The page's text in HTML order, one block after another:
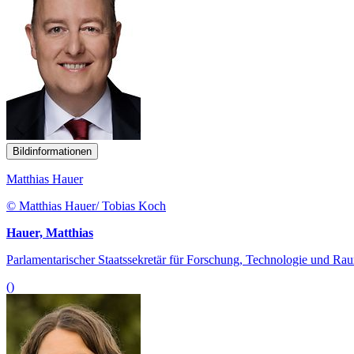
Bildinformationen
Matthias Hauer
© Matthias Hauer/ Tobias Koch
Hauer, Matthias
Parlamentarischer Staatssekretär für Forschung, Technologie und
()